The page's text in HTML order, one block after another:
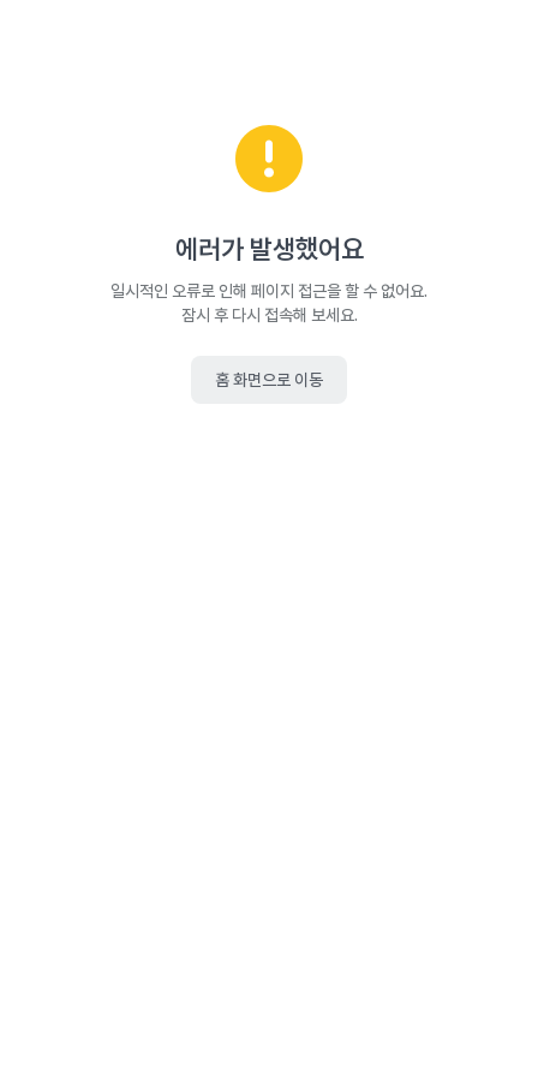
에러가 발생했어요
일시적인 오류로 인해 페이지 접근을 할 수 없어요.
잠시 후 다시 접속해 보세요.
홈 화면으로 이동